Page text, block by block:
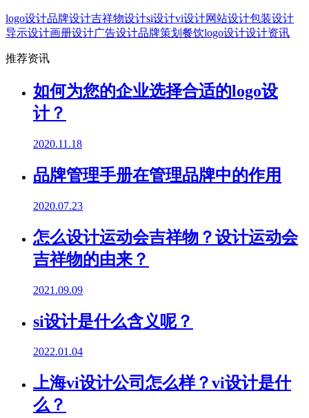
logo设计品牌设计吉祥物设计si设计vi设计网站设计包装设计
导示设计画册设计广告设计品牌策划 餐饮logo设计设计资讯
推荐资讯
如何为您的企业选择合适的logo设
计？
2020.11.18
品牌管理手册在管理品牌中的作用
2020.07.23
怎么设计运动会吉祥物？设计运动会
吉祥物的由来？
2021.09.09
si设计是什么含义呢？
2022.01.04
上海vi设计公司怎么样？vi设计是什
么？